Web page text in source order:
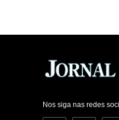
Nos siga nas redes